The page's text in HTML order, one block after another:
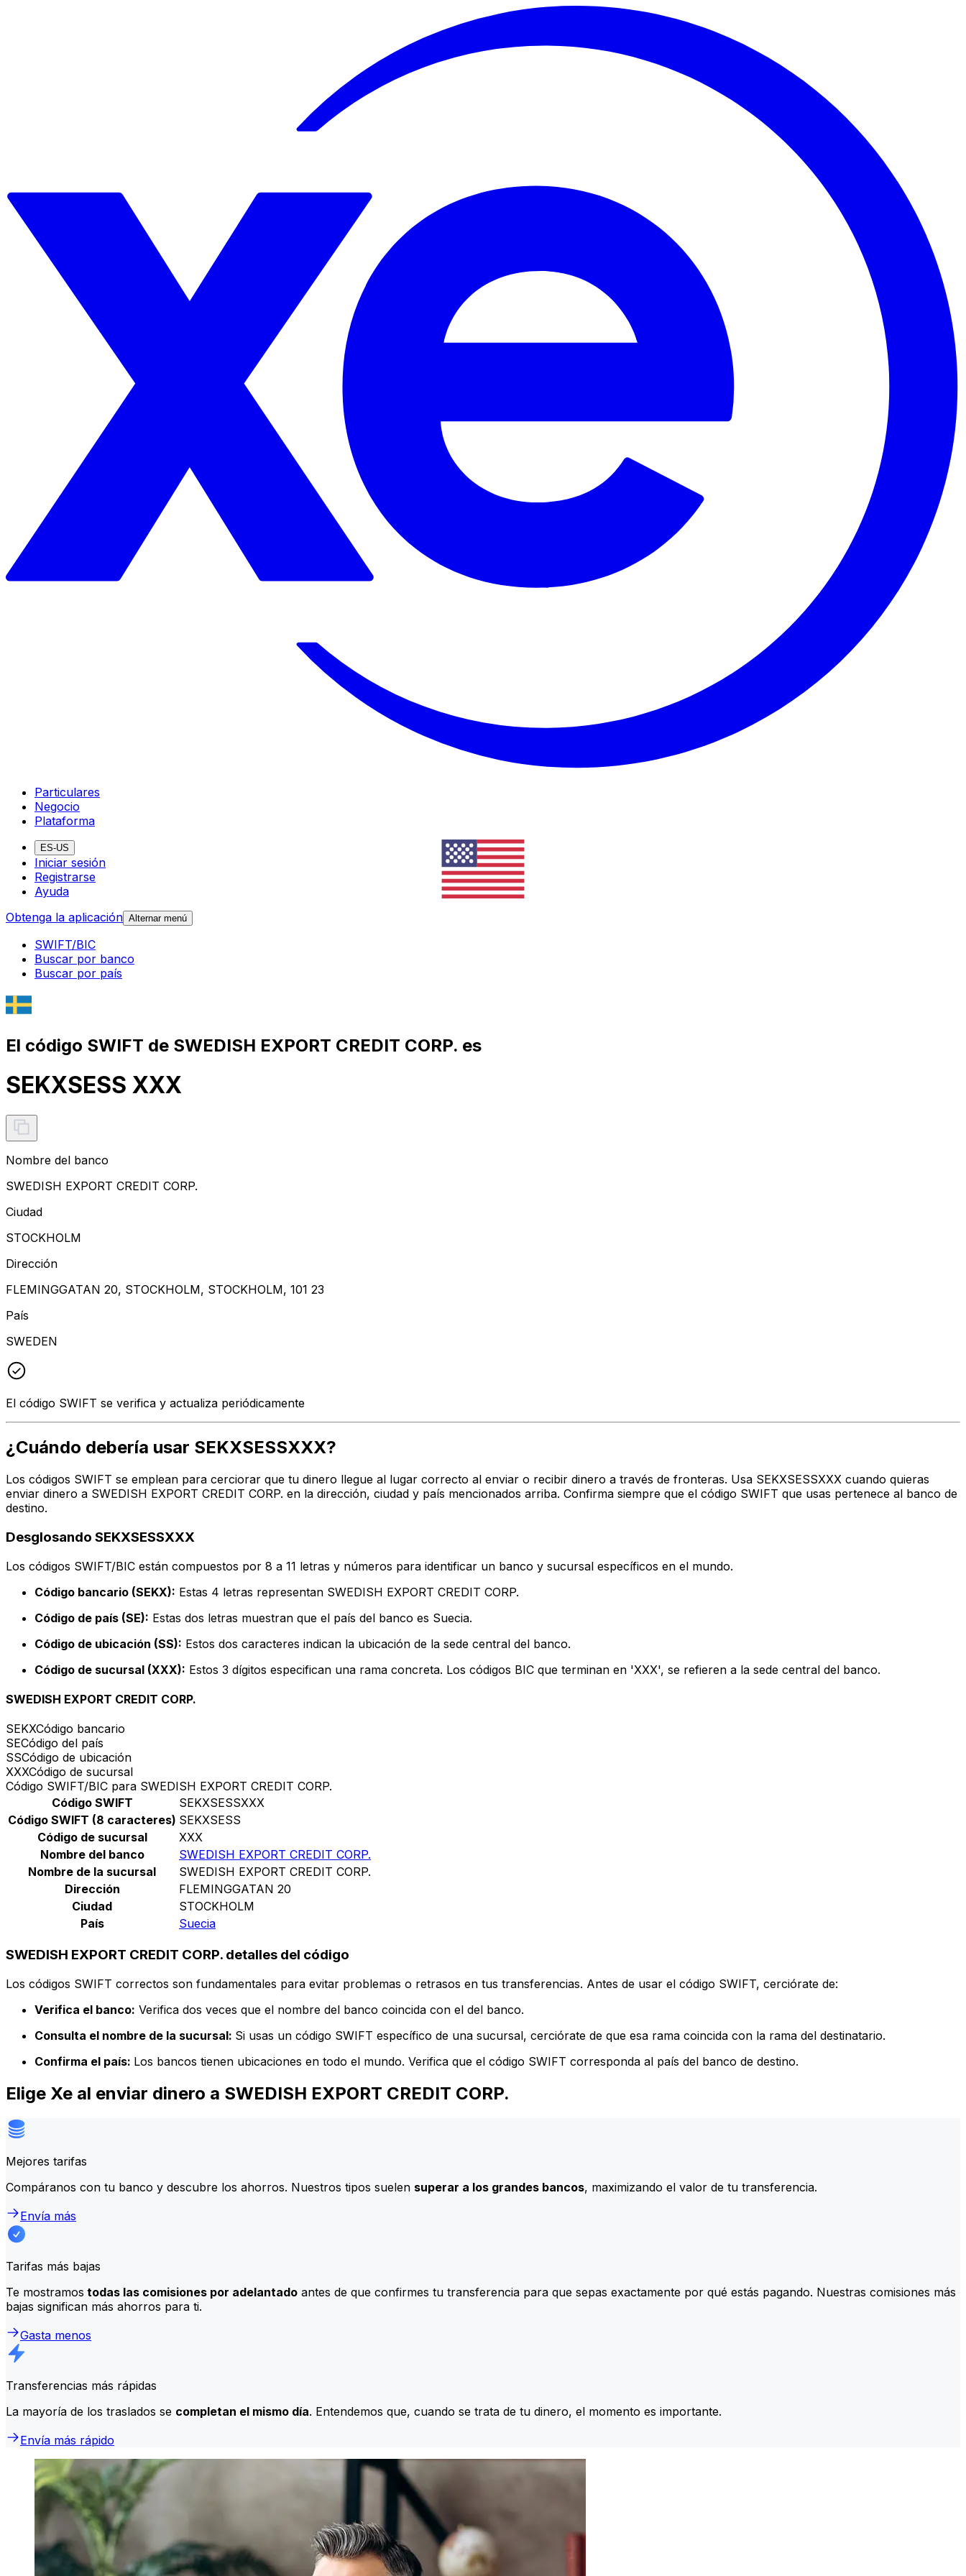
Particulares
Negocio
Plataforma
ES-US
Iniciar sesión
Registrarse
Ayuda
Obtenga la aplicación Alternar menú
SWIFT/BIC
Buscar por banco
Buscar por país
El código SWIFT de SWEDISH EXPORT CREDIT CORP. es
SEKXSESS XXX
Nombre del banco
SWEDISH EXPORT CREDIT CORP.
Ciudad
STOCKHOLM
Dirección
FLEMINGGATAN 20, STOCKHOLM, STOCKHOLM, 101 23
País
SWEDEN
El código SWIFT se verifica y actualiza periódicamente
¿Cuándo debería usar SEKXSESSXXX?
Los códigos SWIFT se emplean para cerciorar que tu dinero llegue al lugar correcto al enviar o recibir dinero a través de fronteras. Usa SEKXSESSXXX cuando quieras
enviar dinero a SWEDISH EXPORT CREDIT CORP. en la dirección, ciudad y país mencionados arriba. Confirma siempre que el código SWIFT que usas pertenece al banco de
destino.
Desglosando SEKXSESSXXX
Los códigos SWIFT/BIC están compuestos por 8 a 11 letras y números para identificar un banco y sucursal específicos en el mundo.
Código bancario (SEKX): Estas 4 letras representan SWEDISH EXPORT CREDIT CORP.
Código de país (SE): Estas dos letras muestran que el país del banco es Suecia.
Código de ubicación (SS): Estos dos caracteres indican la ubicación de la sede central del banco.
Código de sucursal (XXX): Estos 3 dígitos especifican una rama concreta. Los códigos BIC que terminan en 'XXX', se refieren a la sede central del banco.
SWEDISH EXPORT CREDIT CORP.
SEKXCódigo bancario
SECódigo del país
SSCódigo de ubicación
XXXCódigo de sucursal
Código SWIFT/BIC para SWEDISH EXPORT CREDIT CORP.
Código SWIFT
SEKXSESSXXX
Código SWIFT (8 caracteres) SEKXSESS
Código de sucursal
XXX
Nombre del banco
SWEDISH EXPORT CREDIT CORP.
Nombre de la sucursal
SWEDISH EXPORT CREDIT CORP.
Dirección
FLEMINGGATAN 20
Ciudad
STOCKHOLM
País
Suecia
SWEDISH EXPORT CREDIT CORP. detalles del código
Los códigos SWIFT correctos son fundamentales para evitar problemas o retrasos en tus transferencias. Antes de usar el código SWIFT, cerciórate de:
Verifica el banco: Verifica dos veces que el nombre del banco coincida con el del banco.
Consulta el nombre de la sucursal: Si usas un código SWIFT específico de una sucursal, cerciórate de que esa rama coincida con la rama del destinatario.
Confirma el país: Los bancos tienen ubicaciones en todo el mundo. Verifica que el código SWIFT corresponda al país del banco de destino.
Elige Xe al enviar dinero a SWEDISH EXPORT CREDIT CORP.
Mejores tarifas
Compáranos con tu banco y descubre los ahorros. Nuestros tipos suelen superar a los grandes bancos, maximizando el valor de tu transferencia.
Envía más
Tarifas más bajas
Te mostramos todas las comisiones por adelantado antes de que confirmes tu transferencia para que sepas exactamente por qué estás pagando. Nuestras comisiones más
bajas significan más ahorros para ti.
Gasta menos
Transferencias más rápidas
La mayoría de los traslados se completan el mismo día. Entendemos que, cuando se trata de tu dinero, el momento es importante.
Envía más rápido